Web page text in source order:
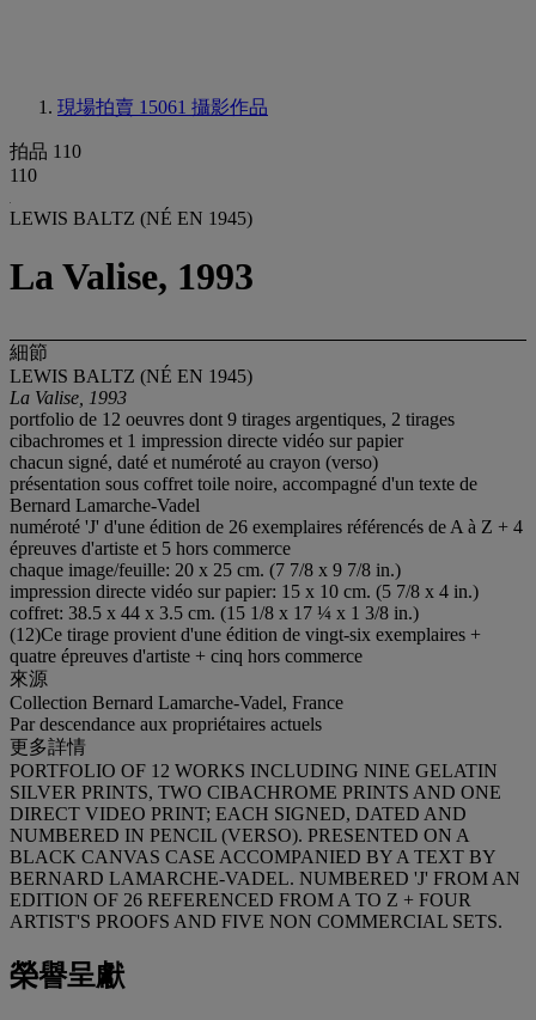
現場拍賣 15061 攝影作品
拍品 110
110
LEWIS BALTZ (NÉ EN 1945)
La Valise, 1993
細節
LEWIS BALTZ (NÉ EN 1945)
La Valise, 1993
portfolio de 12 oeuvres dont 9 tirages argentiques, 2 tirages
cibachromes et 1 impression directe vidéo sur papier
chacun signé, daté et numéroté au crayon (verso)
présentation sous coffret toile noire, accompagné d'un texte de
Bernard Lamarche-Vadel
numéroté 'J' d'une édition de 26 exemplaires référencés de A à Z + 4
épreuves d'artiste et 5 hors commerce
chaque image/feuille: 20 x 25 cm. (7 7/8 x 9 7/8 in.)
impression directe vidéo sur papier: 15 x 10 cm. (5 7/8 x 4 in.)
coffret: 38.5 x 44 x 3.5 cm. (15 1/8 x 17 ¼ x 1 3/8 in.)
(12)Ce tirage provient d'une édition de vingt-six exemplaires +
quatre épreuves d'artiste + cinq hors commerce
來源
Collection Bernard Lamarche-Vadel, France
Par descendance aux propriétaires actuels
更多詳情
PORTFOLIO OF 12 WORKS INCLUDING NINE GELATIN
SILVER PRINTS, TWO CIBACHROME PRINTS AND ONE
DIRECT VIDEO PRINT; EACH SIGNED, DATED AND
NUMBERED IN PENCIL (VERSO). PRESENTED ON A
BLACK CANVAS CASE ACCOMPANIED BY A TEXT BY
BERNARD LAMARCHE-VADEL. NUMBERED 'J' FROM AN
EDITION OF 26 REFERENCED FROM A TO Z + FOUR
ARTIST'S PROOFS AND FIVE NON COMMERCIAL SETS.
榮譽呈獻